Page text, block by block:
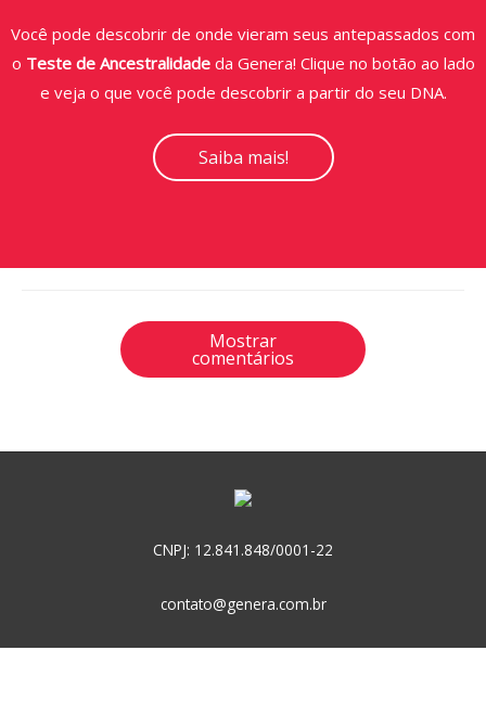
Você pode descobrir de onde vieram seus antepassados com
o Teste de Ancestralidadeda Genera! Clique no botão ao lado
e veja o que você pode descobrir a partir do seu DNA.
Saiba mais!
Mostrar
comentários
CNPJ: 12.841.848/0001-22
contato@genera.com.br